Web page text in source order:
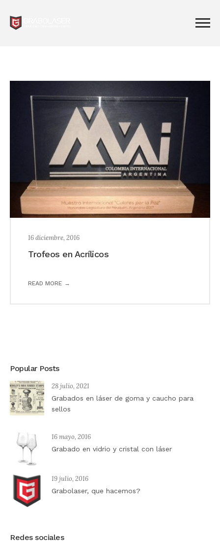
16 diciembre, 2016
Trofeos en Acrílicos
READ MORE
Popular Posts
28 julio, 2021
Grabados en láser de goma y caucho para
sellos
16 mayo, 2016
Grabado en vidrio y cristal con láser
19 julio, 2016
Grabolaser, que hacemos?
Redes sociales